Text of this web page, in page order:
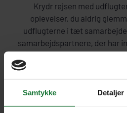
Samtykke Detaljer
Krydr rejsen med
oplevelser, du aldrig
udflugterne i tæt
samarbejdspartnere, der har